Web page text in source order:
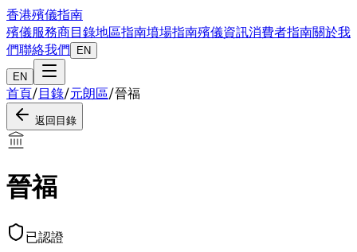
香港殯儀指南
殯儀服務商目錄地區指南墳場指南殯儀資訊消費者指南關於我
們聯絡我們 EN
EN
首頁/目錄/元朗區/晉福
返回目錄
晉福
已認證